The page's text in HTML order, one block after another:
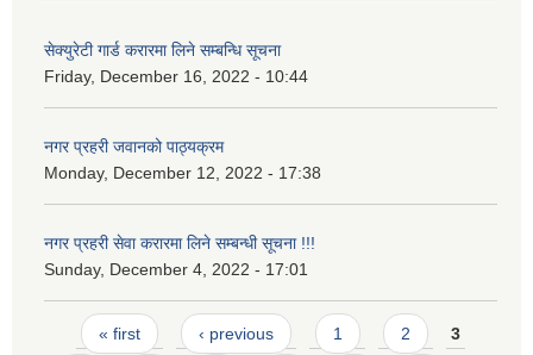
सेक्युरेटी गार्ड करारमा लिने सम्बन्धि सूचना
Friday, December 16, 2022 - 10:44
नगर प्रहरी जवानको पाठ्यक्रम
Monday, December 12, 2022 - 17:38
नगर प्रहरी सेवा करारमा लिने सम्बन्ध‍ी सूचना !!!
Sunday, December 4, 2022 - 17:01
Pages
« first ‹ previous 1 2 3